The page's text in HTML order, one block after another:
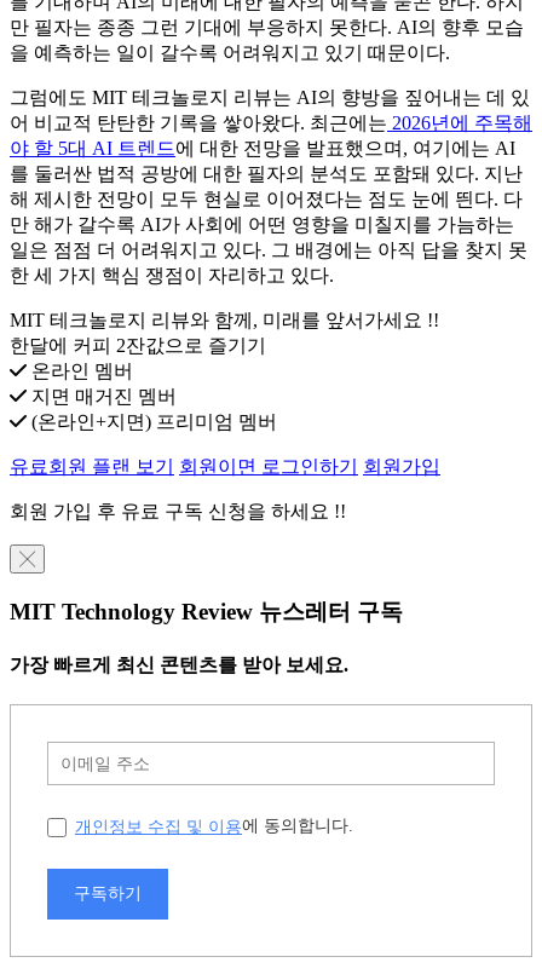
만 필자는 종종 그런 기대에 부응하지 못한다. AI의 향후 모습
을 예측하는 일이 갈수록 어려워지고 있기 때문이다.
그럼에도 MIT 테크놀로지 리뷰는 AI의 향방을 짚어내는 데 있
어 비교적 탄탄한 기록을 쌓아왔다. 최근에는 2026년에 주목해
야 할 5대 AI 트렌드에 대한 전망을 발표했으며, 여기에는 AI
를 둘러싼 법적 공방에 대한 필자의 분석도 포함돼 있다. 지난
해 제시한 전망이 모두 현실로 이어졌다는 점도 눈에 띈다. 다
만 해가 갈수록 AI가 사회에 어떤 영향을 미칠지를 가늠하는
일은 점점 더 어려워지고 있다. 그 배경에는 아직 답을 찾지 못
한 세 가지 핵심 쟁점이 자리하고 있다.
MIT 테크놀로지 리뷰와 함께, 미래를 앞서가세요 !!
한달에 커피 2잔값으로 즐기기
온라인 멤버
지면 매거진 멤버
(온라인+지면) 프리미엄 멤버
유료회원 플랜 보기 회원이면 로그인하기 회원가입
회원 가입 후 유료 구독 신청을 하세요 !!
╳
MIT Technology Review 뉴스레터 구독
가장 빠르게 최신 콘텐츠를 받아 보세요.
개인정보 수집 및 이용에 동의합니다.
구독하기